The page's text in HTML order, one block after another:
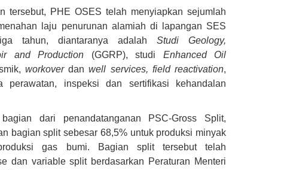
tersebut, PHE OSES telah menyiapkan sejumlah
laju penurunan alamiah di lapangan SES
tahun, diantaranya adalah Studi Geology,
and Production (GGRP), studi Enhanced Oil
workoverdanwell services, field reactivation,
perawatan, inspeksi dan sertifikasi kehandalan
dari penandatanganan PSC-Gross Split,
bagian split sebesar 68,5% untuk produksi minyak
gas bumi. Bagian split tersebut telah
dan variable split berdasarkan Peraturan Menteri